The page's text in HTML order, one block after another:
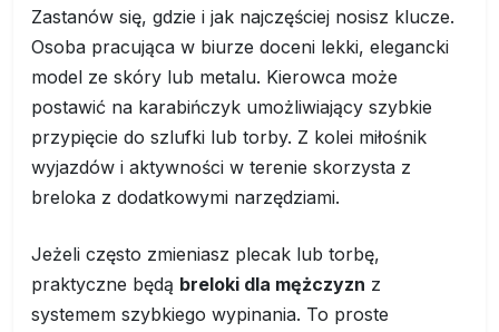
Zastanów się, gdzie i jak najczęściej nosisz klucze.
Osoba pracująca w biurze doceni lekki, elegancki
model ze skóry lub metalu. Kierowca może
postawić na karabińczyk umożliwiający szybkie
przypięcie do szlufki lub torby. Z kolei miłośnik
wyjazdów i aktywności w terenie skorzysta z
breloka z dodatkowymi narzędziami.
Jeżeli często zmieniasz plecak lub torbę,
praktyczne będą breloki dla mężczyzn z
systemem szybkiego wypinania. To proste